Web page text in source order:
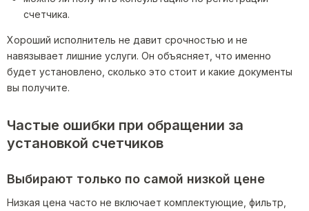
счетчика.
Хороший исполнитель не давит срочностью и не
навязывает лишние услуги. Он объясняет, что именно
будет установлено, сколько это стоит и какие документы
вы получите.
Частые ошибки при обращении за
установкой счетчиков
Выбирают только по самой низкой цене
Низкая цена часто не включает комплектующие, фильтр,